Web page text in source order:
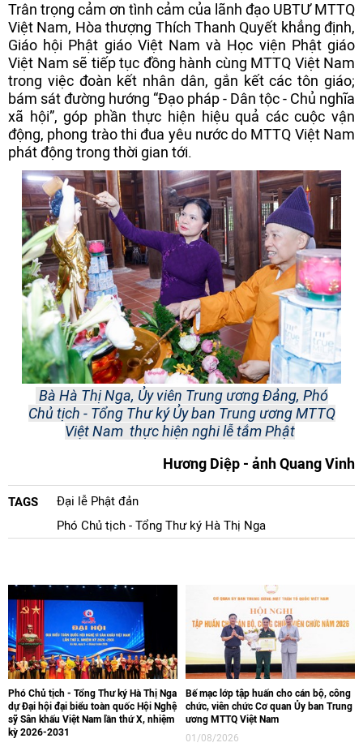
Trân trọng cảm ơn tình cảm của lãnh đạo UBTƯ MTTQ
Việt Nam, Hòa thượng Thích Thanh Quyết khẳng định,
Giáo hội Phật giáo Việt Nam và Học viện Phật giáo
Việt Nam sẽ tiếp tục đồng hành cùng MTTQ Việt Nam
trong việc đoàn kết nhân dân, gắn kết các tôn giáo;
bám sát đường hướng “Đạo pháp - Dân tộc - Chủ nghĩa
xã hội”, góp phần thực hiện hiệu quả các cuộc vận
động, phong trào thi đua yêu nước do MTTQ Việt Nam
phát động trong thời gian tới.
Bà Hà Thị Nga, Ủy viên Trung ương Đảng, Phó
Chủ tịch - Tổng Thư ký Ủy ban Trung ương MTTQ
Việt Nam thực hiện nghi lễ tắm Phật
Hương Diệp - ảnh Quang Vinh
TAGS
Đại lễ Phật đản
Phó Chủ tịch - Tổng Thư ký Hà Thị Nga
Phó Chủ tịch - Tổng Thư ký Hà Thị Nga
dự Đại hội đại biểu toàn quốc Hội Nghệ
sỹ Sân khấu Việt Nam lần thứ X, nhiệm
kỳ 2026-2031
Bế mạc lớp tập huấn cho cán bộ, công
chức, viên chức Cơ quan Ủy ban Trung
ương MTTQ Việt Nam
01/08/2026